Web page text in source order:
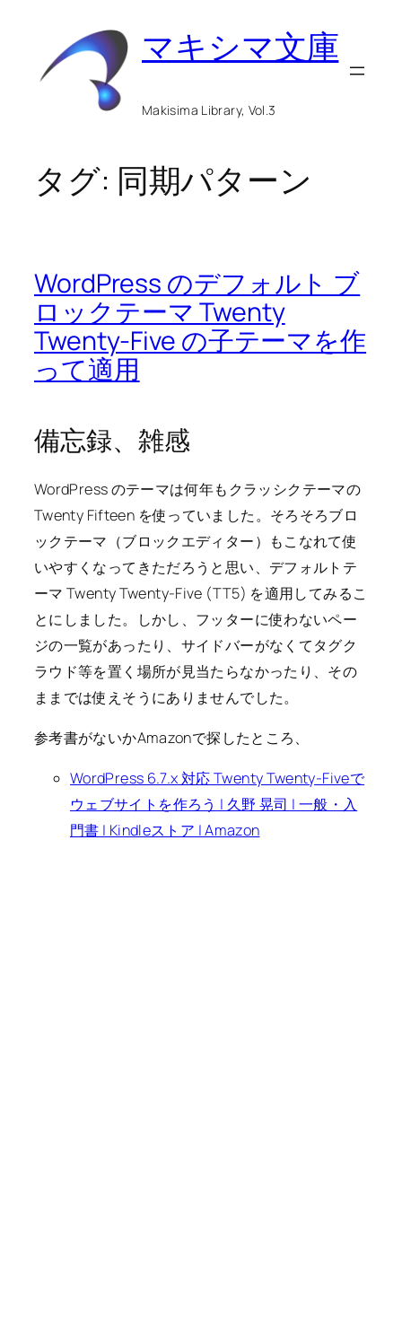
マキシマ文庫
Makisima Library, Vol.3
タグ: 同期パターン
WordPress のデフォルト ブ
ロックテーマ Twenty
Twenty-Five の子テーマを作
って適用
備忘録、雑感
WordPress のテーマは何年もクラッシクテーマの
Twenty Fifteen を使っていました。そろそろブロ
ックテーマ（ブロックエディター）もこなれて使
いやすくなってきただろうと思い、デフォルトテ
ーマ Twenty Twenty-Five (TT5) を適用してみるこ
とにしました。しかし、フッターに使わないペー
ジの一覧があったり、サイドバーがなくてタグク
ラウド等を置く場所が見当たらなかったり、その
ままでは使えそうにありませんでした。
参考書がないかAmazonで探したところ、
WordPress 6.7.x 対応 Twenty Twenty-Fiveで
ウェブサイトを作ろう | 久野 晃司 | 一般・入
門書 | Kindleストア | Amazon